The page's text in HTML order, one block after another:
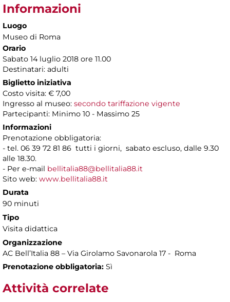
Informazioni
Luogo
Museo di Roma
Orario
Sabato 14 luglio 2018 ore 11.00
Destinatari: adulti
Biglietto iniziativa
Costo visita: € 7,00
Ingresso al museo: secondo tariffazione vigente
Partecipanti: Minimo 10 - Massimo 25
Informazioni
Prenotazione obbligatoria:
- tel. 06 39 72 81 86 tutti i giorni, sabato escluso, dalle 9.30
alle 18.30.
- Per e-mail bellitalia88@bellitalia88.it
Sito web: www.bellitalia88.it
Durata
90 minuti
Tipo
Visita didattica
Organizzazione
AC Bell’Italia 88 – Via Girolamo Savonarola 17 - Roma
Prenotazione obbligatoria: Sì
Attività correlate